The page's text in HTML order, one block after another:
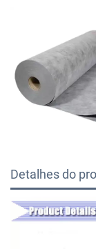
Detalhes do